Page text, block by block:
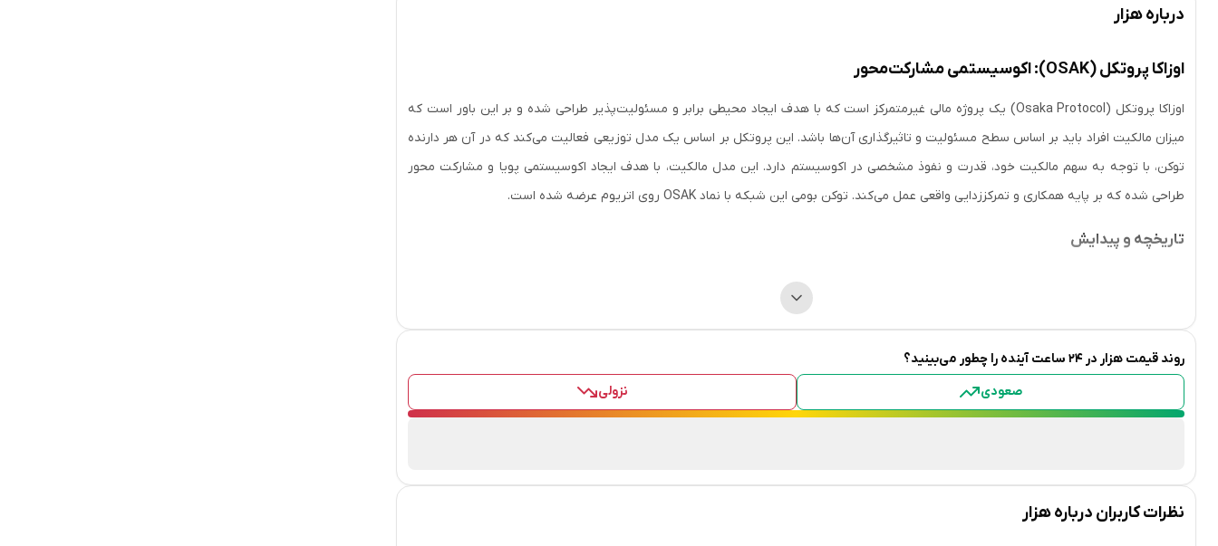
دربارههزار
اوزاکا پروتکل (OSAK): اکوسیستمی مشارکت‌محور
اوزاکا پروتکل (Osaka Protocol) یک پروژه مالی غیرمتمرکز است که با هدف ایجاد محیطی برابر و مسئولیت‌پذیر طراحی شده و بر این باور است که
میزان مالکیت افراد باید بر اساس سطح مسئولیت و تاثیرگذاری آن‌ها باشد. این پروتکل بر اساس یک مدل توزیعی فعالیت می‌کند که در آن هر دارنده
توکن، با توجه به سهم مالکیت خود، قدرت و نفوذ مشخصی در اکوسیستم دارد. این مدل مالکیت، با هدف ایجاد اکوسیستمی پویا و مشارکت محور
طراحی شده که بر پایه همکاری و تمرکززدایی واقعی عمل می‌کند. توکن بومی این شبکه با نماد OSAK روی اتریوم عرضه شده است.
تاریخچه و پیدایش
بودند. فاز اول اوزاکا با هدف ایجاد جامعه‌ای توزیعی و همکاری اعضا برای گسترش اکوسیستم راه‌اندازی شد. این اقدام جامعه را تشویق به همکاری در
اهداف و ویژگی‌های کلیدی
مسئولیت و نفوذ متناسب با مالکیت:این پروتکل از مدل مشارکت مبتنی بر مسئولیت‌پذیری بهره می‌برد؛ هر چه سهم مالکیت کاربران بیشتر
باشد، مسئولیت و قدرت آن‌ها نیز در تصمیم‌گیری‌های اکوسیستم افزایش می‌یابد.
روند قیمت هزار در ۲۴ ساعت آینده را چطور می‌بینید؟
صعودی
نزولی
نظرات کاربران دربارههزار